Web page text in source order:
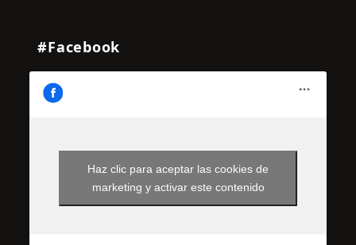
#Facebook
Haz clic para aceptar las cookies de
marketing y activar este contenido